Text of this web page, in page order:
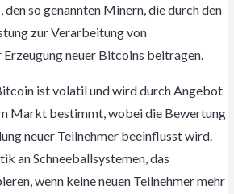
den so genannten Minern, die durch den
zur Verarbeitung von
neuer Bitcoins beitragen.
ist volatil und wird durch Angebot
Markt bestimmt, wobei die Bewertung
neuer Teilnehmer beeinflusst wird.
an Schneeballsystemen, das
wenn keine neuen Teilnehmer mehr